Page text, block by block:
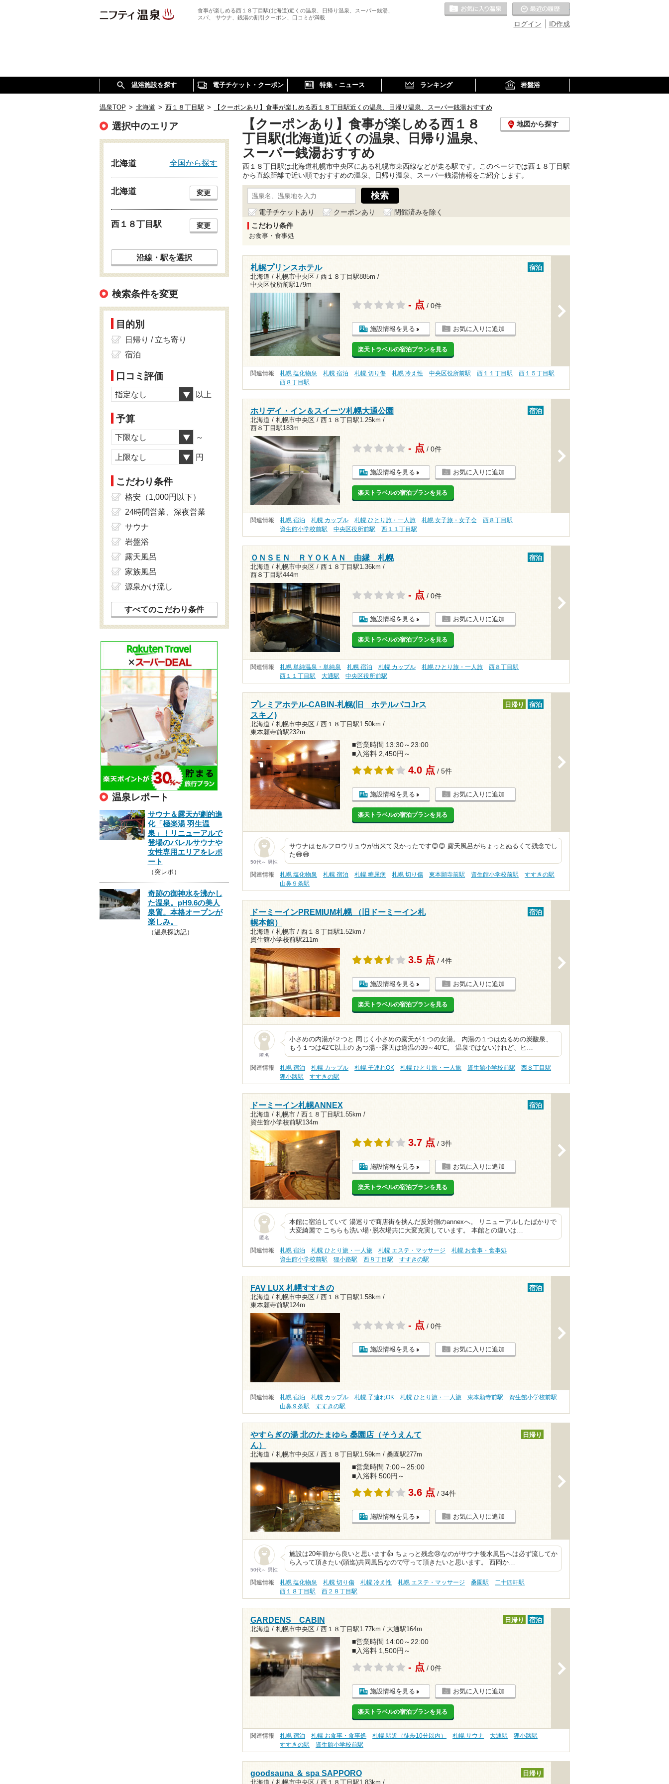
食事が楽しめる西１８丁目駅(北海道)近くの温泉、日帰り温泉、スーパー銭湯、
スパ、 サウナ、銭湯の割引クーポン、口コミが満載
ID作成
ログイン
お気に入りの温泉
温浴施設を探す 電子チケット・クーポン 特集・ニュース ランキング 岩盤浴
温泉TOP > 北海道 > 西１８丁目駅 > 【クーポンあり】食事が楽しめる西１８丁目駅近くの温泉、日帰り温泉、スーパー銭湯おすすめ
【クーポンあり】食事が楽しめる西１８
丁目駅(北海道)近くの温泉、日帰り温泉、
スーパー銭湯おすすめ
地図から探す
西１８丁目駅は北海道札幌市中央区にある札幌市東西線などが走る駅です。このページでは西１８丁目駅
から直線距離で近い順でおすすめの温泉、日帰り温泉、スーパー銭湯情報をご紹介します。
電子チケットあり クーポンあり
閉館済みを除く
こだわり条件
お食事・食事処
札幌プリンスホテル
北海道 / 札幌市中央区 / 西１８丁目駅885m /
中央区役所前駅179m
宿泊
- 点 / 0件
施設情報を見る お気に入りに追加
楽天トラベルの宿泊プランを見る
関連情報 札幌 塩化物泉 札幌 宿泊 札幌 切り傷 札幌 冷え性 中央区役所前駅 西１１丁目駅
西１５丁目駅
西８丁目駅
ホリデイ・イン＆スイーツ札幌大通公園
北海道 / 札幌市中央区 / 西１８丁目駅1.25km /
西８丁目駅183m
宿泊
- 点 / 0件
施設情報を見る お気に入りに追加
楽天トラベルの宿泊プランを見る
関連情報 札幌 宿泊 札幌 カップル 札幌 ひとり旅・一人旅 札幌 女子旅・女子会
西８丁目駅
資生館小学校前駅
中央区役所前駅 西１１丁目駅
ＯＮＳＥＮ ＲＹＯＫＡＮ 由縁 札幌
北海道 / 札幌市中央区 / 西１８丁目駅1.36km /
西８丁目駅444m
宿泊
- 点 / 0件
施設情報を見る お気に入りに追加
楽天トラベルの宿泊プランを見る
関連情報 札幌 単純温泉・単純泉 札幌 宿泊 札幌 カップル 札幌 ひとり旅・一人旅
西８丁目駅
西１１丁目駅
大通駅 中央区役所前駅
プレミアホテル-CABIN-札幌(旧 ホテルパコJrス
スキノ)
北海道 / 札幌市中央区 / 西１８丁目駅1.50km /
東本願寺前駅232m
日帰り 宿泊
■営業時間 13:30～23:00
■入浴料 2,450円～
4.0 点 / 5件
施設情報を見る お気に入りに追加
楽天トラベルの宿泊プランを見る
50代～ 男性
サウナはセルフロウリュウが出来て良かったです😊😊 露天風呂がちょっとぬるくて残念でし
た😅😅
関連情報 札幌 塩化物泉 札幌 宿泊 札幌 糖尿病 札幌 切り傷 東本願寺前駅 資生館小学校前駅
すすきの駅
山鼻９条駅
ドーミーインPREMIUM札幌 （旧ドーミーイン札
幌本館）
北海道 / 札幌市 / 西１８丁目駅1.52km /
資生館小学校前駅211m
宿泊
3.5 点 / 4件
施設情報を見る お気に入りに追加
楽天トラベルの宿泊プランを見る
匿名
小さめの内湯が２つと 同じく小さめの露天が１つの女湯。 内湯の１つはぬるめの炭酸泉、
もう１つは42℃以上の あつ湯‥露天は適温の39～40℃。 温泉ではないけれど、ヒ…
関連情報 札幌 宿泊 札幌 カップル 札幌 子連れOK 札幌 ひとり旅・一人旅 資生館小学校前駅
西８丁目駅
狸小路駅
すすきの駅
ドーミーイン札幌ANNEX
北海道 / 札幌市 / 西１８丁目駅1.55km /
資生館小学校前駅134m
宿泊
3.7 点 / 3件
施設情報を見る お気に入りに追加
楽天トラベルの宿泊プランを見る
匿名
本館に宿泊していて 湯巡りで商店街を挟んだ反対側のannexへ。 リニューアルしたばかりで
大変綺麗で こちらも洗い場･脱衣場共に大変充実しています。 本館との違いは…
関連情報 札幌 宿泊 札幌 ひとり旅・一人旅 札幌 エステ・マッサージ
札幌 お食事・食事処
資生館小学校前駅
狸小路駅 西８丁目駅 すすきの駅
FAV LUX 札幌すすきの
北海道 / 札幌市中央区 / 西１８丁目駅1.58km /
東本願寺前駅124m
宿泊
- 点 / 0件
施設情報を見る お気に入りに追加
関連情報 札幌 宿泊 札幌 カップル 札幌 子連れOK 札幌 ひとり旅・一人旅 東本願寺前駅
資生館小学校前駅
山鼻９条駅
すすきの駅
やすらぎの湯 北のたまゆら 桑園店（そうえんて
ん）
北海道 / 札幌市中央区 / 西１８丁目駅1.59km / 桑園駅277m
日帰り
■営業時間 7:00～25:00
■入浴料 500円～
3.6 点 / 34件
施設情報を見る お気に入りに追加
50代～ 男性
施設は20年前から良いと思います👍 ちょっと残念😢なのがサウナ後水風呂へは必ず流してか
ら入って頂きたい(頭迄)共同風呂なので守って頂きたいと思います。 西岡か…
関連情報 札幌 塩化物泉 札幌 切り傷 札幌 冷え性 札幌 エステ・マッサージ 桑園駅
二十四軒駅
西１８丁目駅
西２８丁目駅
GARDENS CABIN
北海道 / 札幌市中央区 / 西１８丁目駅1.77km / 大通駅164m
日帰り 宿泊
■営業時間 14:00～22:00
■入浴料 1,500円～
- 点 / 0件
施設情報を見る お気に入りに追加
楽天トラベルの宿泊プランを見る
関連情報 札幌 宿泊 札幌 お食事・食事処 札幌 駅近（徒歩10分以内） 札幌 サウナ 大通駅
狸小路駅
すすきの駅
資生館小学校前駅
goodsauna ＆ spa SAPPORO 日帰り
選択中のエリア
北海道 全国から探す
北海道 変更
西１８丁目駅 変更
沿線・駅を選択
検索条件を変更
目的別
日帰り / 立ち寄り
宿泊
口コミ評価
指定なし 以上
予算
下限なし ～
上限なし 円
こだわり条件
格安（1,000円以下）
24時間営業、深夜営業
サウナ
岩盤浴
露天風呂
家族風呂
源泉かけ流し
すべてのこだわり条件
温泉レポート
サウナ＆露天が劇的進
化「極楽湯 羽生温
泉」！リニューアルで
登場のバレルサウナや
女性専用エリアをレポ
ート
（突レポ）
奇跡の御神水を沸かし
た温泉。pH9.6の美人
泉質。本格オープンが
楽しみ。
（温泉探訪記）